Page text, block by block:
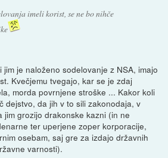
imeli korist, se ne bo nihče
jim je naloženo sodelovanje z NSA, imajo
Kvečjemu tvegajo, kar se je zdaj
morda povrnjene stroške ... Kakor koli
dejstvo, da jih v to sili zakonodaja, v
jim grozijo drakonske kazni (in ne
ter uperjene zoper korporacije,
osebam, saj gre za izdajo državnih
varnosti).